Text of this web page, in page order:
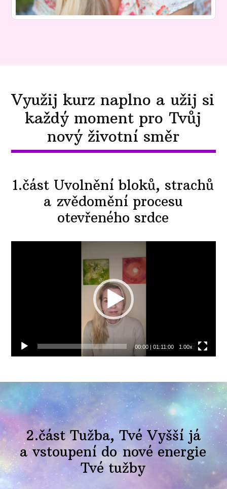
Využij kurz naplno a užij si
každý moment pro Tvůj
nový životní směr
1.část Uvolnění bloků, strachů
a zvědomění procesu
otevřeného srdce
00:00| 01:11:00 1.00x
2.část Tužba, Tvé Vyšší já
a vstoupení do nové energie
Tvé tužby